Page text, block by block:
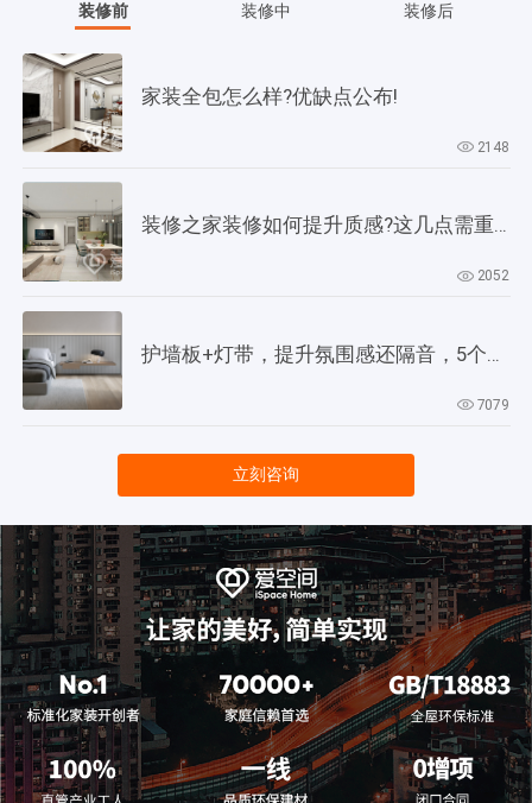
装修前 装修中 装修后
家装全包怎么样?优缺点公布!
2148
装修之家装修如何提升质感?这几点需重视起来
2052
7079
立刻咨询